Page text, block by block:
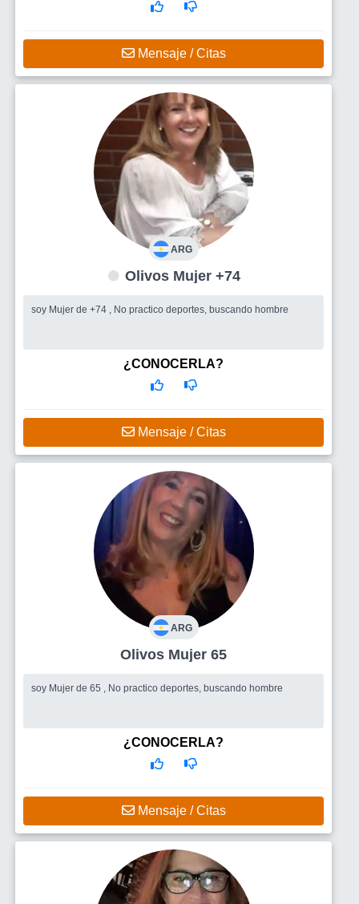
Mensaje / Citas
ARG
Olivos Mujer +74
soy Mujer de +74 , No practico deportes, buscando hombre
¿CONOCERLA?
Mensaje / Citas
ARG
Olivos Mujer 65
soy Mujer de 65 , No practico deportes, buscando hombre
¿CONOCERLA?
Mensaje / Citas